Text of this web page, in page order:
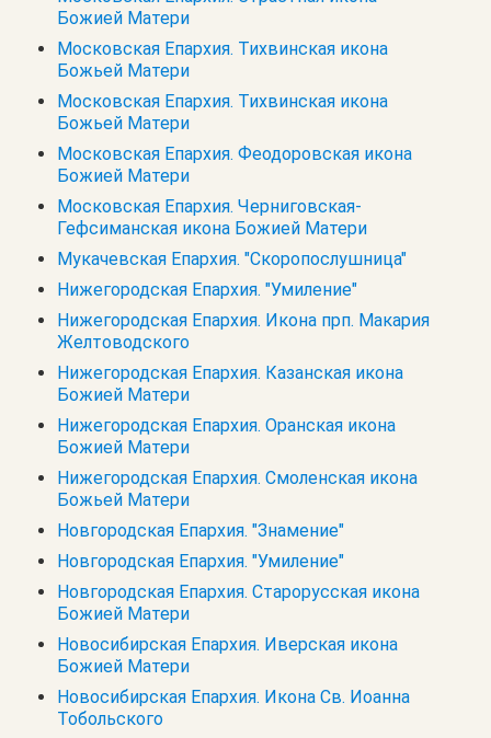
Божией Матери
Московская Епархия. Тихвинская икона
Божьей Матери
Московская Епархия. Тихвинская икона
Божьей Матери
Московская Епархия. Феодоровская икона
Божией Матери
Московская Епархия. Черниговская-
Гефсиманская икона Божией Матери
Мукачевская Епархия. "Скоропослушница"
Нижегородская Епархия. "Умиление"
Нижегородская Епархия. Икона прп. Макария
Желтоводского
Нижегородская Епархия. Казанская икона
Божией Матери
Нижегородская Епархия. Оранская икона
Божией Матери
Нижегородская Епархия. Смоленская икона
Божьей Матери
Новгородская Епархия. "Знамение"
Новгородская Епархия. "Умиление"
Новгородская Епархия. Старорусская икона
Божией Матери
Новосибирская Епархия. Иверская икона
Божией Матери
Новосибирская Епархия. Икона Св. Иоанна
Тобольского